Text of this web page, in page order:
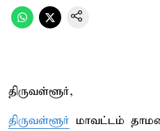
திருவள்ளூர்,
திருவள்ளூர் மாவட்டம்